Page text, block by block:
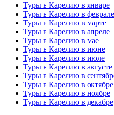
Туры в Карелию в январе
Туры в Карелию в феврале
Туры в Карелию в марте
Туры в Карелию в апреле
Туры в Карелию в мае
Туры в Карелию в июне
Туры в Карелию в июле
Туры в Карелию в августе
Туры в Карелию в
Туры в Карелию в октябре
Туры в Карелию в ноябре
Туры в Карелию в декабре